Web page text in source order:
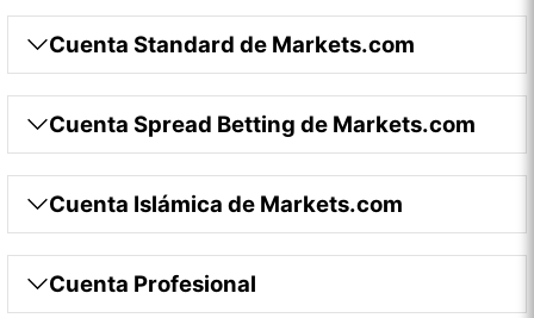
Cuenta Standard de Markets.com
Cuenta Spread Betting de Markets.com
Cuenta Islámica de Markets.com
Cuenta Profesional